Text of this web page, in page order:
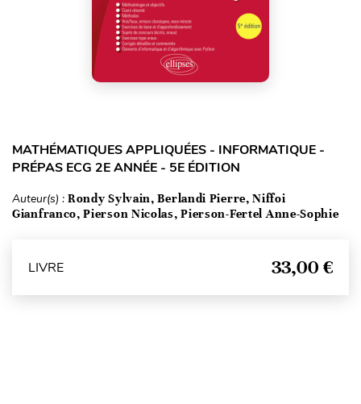
MATHÉMATIQUES APPLIQUÉES - INFORMATIQUE -
PRÉPAS ECG 2E ANNÉE - 5E ÉDITION
Auteur(s) : Rondy Sylvain, Berlandi Pierre, Niffoi
Gianfranco, Pierson Nicolas, Pierson-Fertel Anne-Sophie
LIVRE 33,00 €